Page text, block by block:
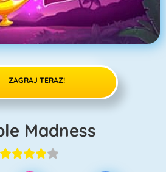
ZAGRAJ TERAZ!
Madness